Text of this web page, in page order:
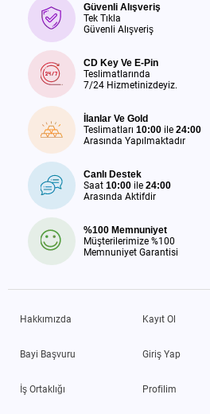
Güvenli Alışveriş
Tek Tıkla
Güvenli Alışveriş
CD Key Ve E-Pin
Teslimatlarında
7/24 Hizmetinizdeyiz.
İlanlar Ve Gold
Teslimatları 10:00 ile 24:00
Arasında Yapılmaktadır
Canlı Destek
Saat 10:00 ile 24:00
Arasında Aktifdir
%100 Memnuniyet
Müşterilerimize %100
Memnuniyet Garantisi
Hakkımızda
Bayi Başvuru
İş Ortaklığı
Kayıt Ol
Giriş Yap
Profilim